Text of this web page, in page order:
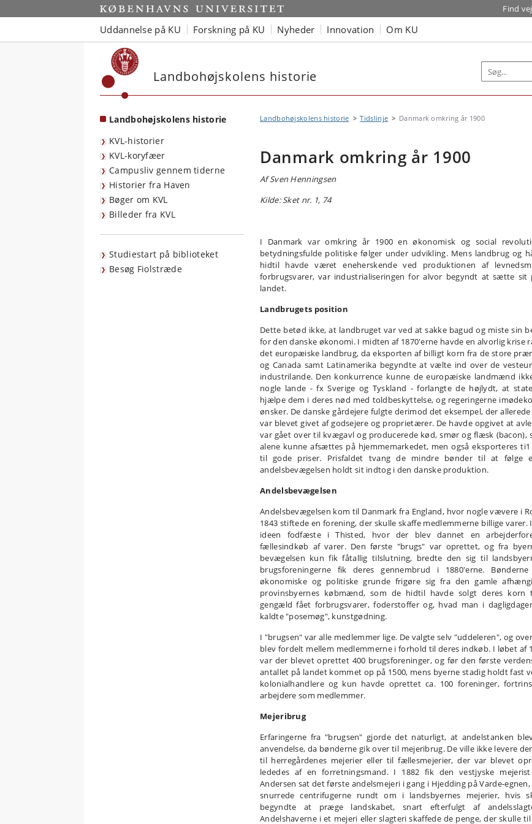
Start Find vej
Uddannelse på KU Forskning på KU Nyheder Innovation Om KU
Landbohøjskolens historie
Landbohøjskolens historie
KVL-historier
KVL-koryfæer
Campusliv gennem tiderne
Historier fra Haven
Bøger om KVL
Billeder fra KVL
Studiestart på biblioteket
Besøg Fiolstræde
Landbohøjskolens historie Tidslinje Danmark omkring år 1900
Danmark omkring år 1900
Af Sven Henningsen
Kilde: Sket nr. 1, 74
I Danmark var omkring år 1900 en økonomisk og social
betydningsfulde politiske følger under udvikling. Mens landbrug og
hidtil havde været eneherskende ved produktionen af
forbrugsvarer, var industrialiseringen for alvor begyndt at sætte sit
landet.
Landbrugets position
Dette betød ikke, at landbruget var ved at sakke bagud og miste sin
for den danske økonomi. I midten af 1870'erne havde en alvorlig krise
det europæiske landbrug, da eksporten af billigt korn fra de store
og Canada samt Latinamerika begyndte at vælte ind over de
industrilande. Den konkurrence kunne de europæiske landmænd
nogle lande - fx Sverige og Tyskland - forlangte de højlydt, at
hjælpe dem i deres nød med toldbeskyttelse, og regeringerne
ønsker. De danske gårdejere fulgte derimod det eksempel, der
var blevet givet af godsejere og proprietærer. De havde opgivet at
var gået over til kvægavl og producerede kød, smør og flæsk (bacon),
alene kunne afsættes på hjemmemarkedet, men også eksporteres ti1
til gode priser. Prisfaldet tvang de mindre bønder til at følge
andelsbevægelsen holdt sit indtog i den danske produktion.
Andelsbevægelsen
Andelsbevægelsen kom til Danmark fra England, hvor nogle vævere i
1843 stiftede en forening, der skulle skaffe medlemmerne billige varer.
ideen fodfæste i Thisted, hvor der blev dannet en
fællesindkøb af varer. Den første "brugs" var oprettet, og fra
bevægelsen kun fik fåtallig tilslutning, bredte den sig til
brugsforeningerne fik deres gennembrud i 1880'erne.
økonomiske og politiske grunde frigøre sig fra den gamle
provinsbyernes købmænd, som de hidtil havde solgt deres
gengæld fået forbrugsvarer, foderstoffer og, hvad man i
kaldte "posemøg", kunstgødning.
I "brugsen" var alle medlemmer lige. De valgte selv "uddeleren", og
blev fordelt mellem medlemmerne i forhold til deres indkøb. I løbet af
var der blevet oprettet 400 brugsforeninger, og før den første
antallet på landet kommet op på 1500, mens byerne stadig holdt fast
kolonialhandlere og kun havde oprettet ca. 100 foreninger,
arbejdere som medlemmer.
Mejeribrug
Erfaringerne fra "brugsen" gjorde det naturligt, at andelstanken
anvendelse, da bønderne gik over til mejeribrug. De ville ikke levere
til herregårdenes mejerier eller til fællesmejerier, der var blevet
lededes af en forretningsmand. I 1882 fik den vestjyske
Andersen sat det første andelsmejeri i gang i Hjedding på Varde-
snurrede centrifugerne rundt om i landsbyernes mejerier, hvis
begyndte at præge landskabet, snart efterfulgt af
Andelshaverne i et mejeri eller slagteri skaffede de penge, der skulle